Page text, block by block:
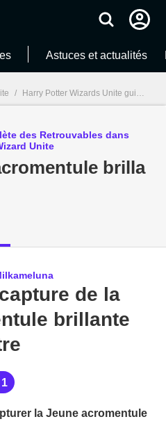
Astuces et actualités
/ Harry Potter Wizards Unite guides
des Retrouvables dans
Unite
brilla
de la
brillante
1
la Jeune acromentule